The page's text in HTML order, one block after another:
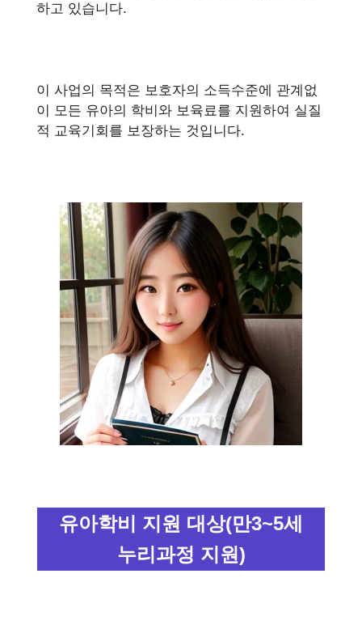
하고 있습니다.
이 사업의 목적은 보호자의 소득수준에 관계없
이 모든 유아의 학비와 보육료를 지원하여 실질
적 교육기회를 보장하는 것입니다.
유아학비 지원 대상(만3~5세
누리과정 지원)